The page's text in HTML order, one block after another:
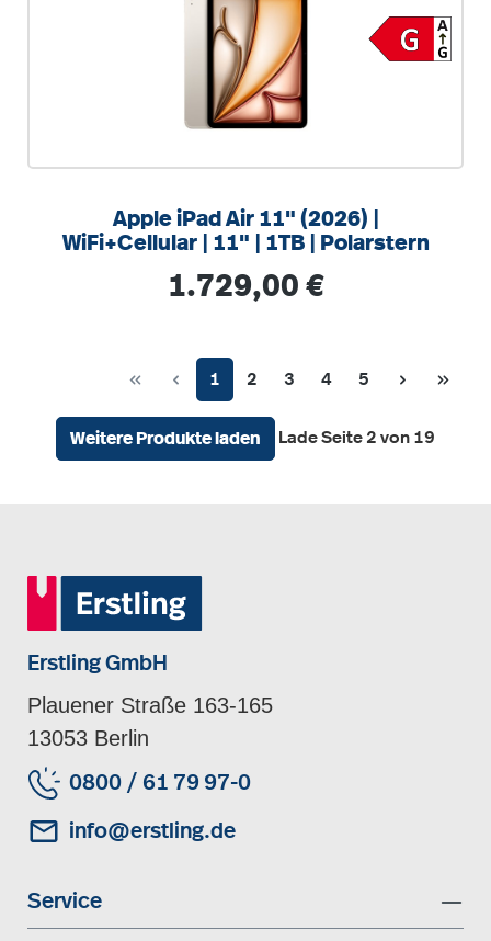
Apple iPad Air 11" (2026) |
WiFi+Cellular | 11" | 1TB | Polarstern
Regulärer Preis:
1.729,00 €
Seite
1 Seite
2 Seite
3 Seite
4 Seite
5
Weitere Produkte laden Lade Seite 2 von 19
Erstling GmbH
Plauener Straße 163-165
13053 Berlin
0800 / 61 79 97-0
info@erstling.de
Service